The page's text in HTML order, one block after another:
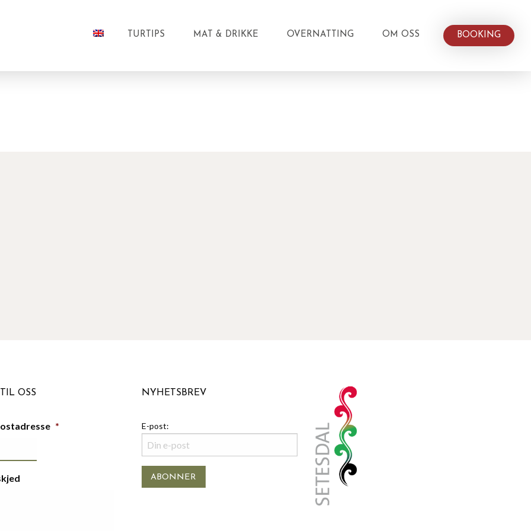
TURTIPS MAT & DRIKKE OVERNATTING OM OSS BOOKING
OSS
*
NYHETSBREV
E-post: